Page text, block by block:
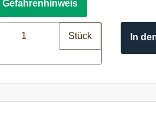
Gefahrenhinweis
Stück In